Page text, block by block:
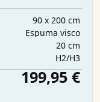
90 x 200 cm
Espuma visco
20 cm
H2/H3
199,95 €